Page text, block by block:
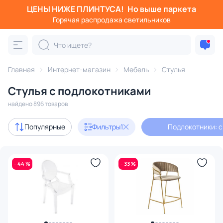
ЦЕНЫ НИЖЕ ПЛИНТУСА! Но выше паркета
Горячая распродажа светильников
Главная Интернет-магазин Мебель Стулья
Стулья с подлокотниками
найдено 896 товаров
Популярные Фильтры1 Подлокотники:
- 44 % - 33 %
Фильтры
Категория:
медальоны низкие для кухни
Акции 59
Доставка